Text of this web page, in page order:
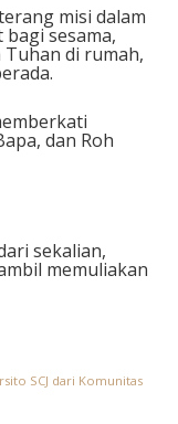
misi dalam
sesama,
Tuhan di rumah,
dan Roh
sekalian,
memuliakan
SCJ dari Komunitas